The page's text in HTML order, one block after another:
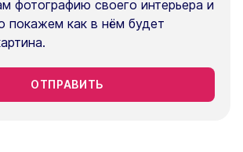
фотографию своего интерьера и
покажем как в нём будет
ОТПРАВИТЬ